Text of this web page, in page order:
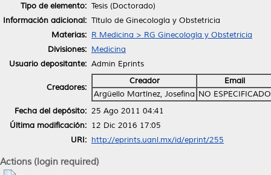
Tipo de elemento: Tesis (Doctorado)
Información adicional: Título de Ginecología y Obstetricia
Materias: R Medicina > RG Ginecología y Obstetricia
Divisiones: Medicina
Usuario depositante: Admin Eprints
Creadores:
Creador
Email
Argüello Martínez, Josefina NO ESPECIFICADO
Fecha del depósito: 25 Ago 2011 04:41
Última modificación: 12 Dic 2016 17:05
URI: http://eprints.uanl.mx/id/eprint/255
Actions (login required)